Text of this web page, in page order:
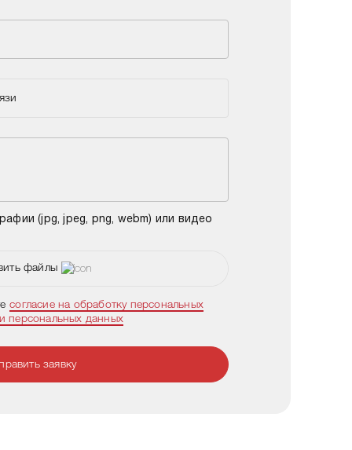
(jpg, jpeg, png, webm) или видео
файлы
согласие на обработку персональных
персональных данных
заявку